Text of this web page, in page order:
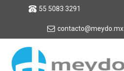
55 5083 3291
contacto@meydo.mx